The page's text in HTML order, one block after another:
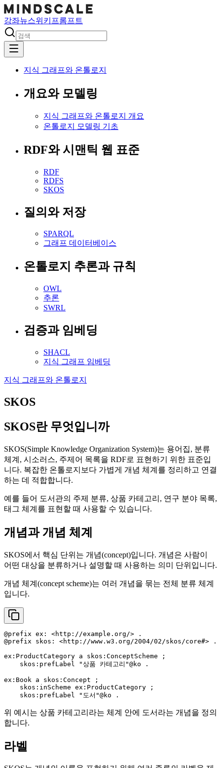
강좌뉴스위키 프롬프트
지식 그래프와 온톨로지
개요와 모델링
지식 그래프와 온톨로지 개요
온톨로지 모델링 기초
RDF와 시맨틱 웹 표준
RDF
RDFS
SKOS
질의와 저장
SPARQL
그래프 데이터베이스
온톨로지 추론과 규칙
OWL
추론
SWRL
검증과 임베딩
SHACL
지식 그래프 임베딩
지식 그래프와 온톨로지
SKOS
SKOS란 무엇입니까
SKOS(Simple Knowledge Organization System)는 용어집, 분류
체계, 시소러스, 주제어 목록을 RDF로 표현하기 위한 표준입
니다. 복잡한 온톨로지보다 가볍게 개념 체계를 정리하고 연결
하는 데 적합합니다.
예를 들어 도서관의 주제 분류, 상품 카테고리, 연구 분야 목록,
태그 체계를 표현할 때 사용할 수 있습니다.
개념과 개념 체계
SKOS에서 핵심 단위는 개념(concept)입니다. 개념은 사람이
어떤 대상을 분류하거나 설명할 때 사용하는 의미 단위입니다.
개념 체계(concept scheme)는 여러 개념을 묶는 전체 분류 체계
입니다.
@prefix ex: <http://example.org/> .
@prefix skos: <http://www.w3.org/2004/02/skos/core#> .
ex:ProductCategory a skos:ConceptScheme ;
    skos:prefLabel "상품 카테고리"@ko .
ex:Book a skos:Concept ;
    skos:inScheme ex:ProductCategory ;
위 예시는 상품 카테고리라는 체계 안에 도서라는 개념을 정의
합니다.
라벨